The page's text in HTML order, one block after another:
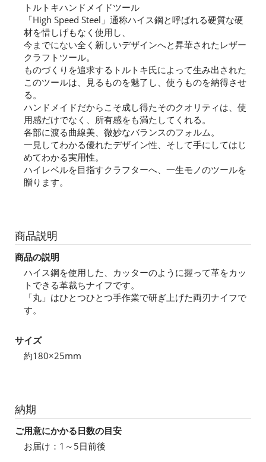
トルトキハンドメイドツール
「High Speed Steel」通称ハイス鋼と呼ばれる硬質な硬
材を惜しげもなく使用し、
今までにない全く新しいデザインへと昇華されたレザー
クラフトツール。
ものづくりを追求するトルトキ氏によって生み出された
このツールは、見るものを魅了し、使うものを納得させ
る。
ハンドメイドだからこそ成し得たそのクオリティは、使
用感だけでなく、所有感をも満たしてくれる。
各部に渡る曲線美、微妙なバランスのフォルム。
一見してわかる優れたデザイン性、そして手にしてはじ
めてわかる実用性。
ハイレベルを目指すクラフターへ、一生モノのツールを
贈ります。
商品説明
商品の説明
ハイス鋼を使用した、カッターのように握って革をカッ
トできる革裁ちナイフです。
「丸」はひとつひとつ手作業で研ぎ上げた両刃ナイフで
す。
サイズ
約180×25mm
納期
ご用意にかかる日数の目安
お届け：1～5日前後